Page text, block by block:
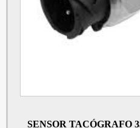
Tacógrafo para caminhão
Painel volks em São Bernardo do
Painel de instrumentos mercedes
Painel de instrumentos mercedes em
SENSOR TACÓGRAFO